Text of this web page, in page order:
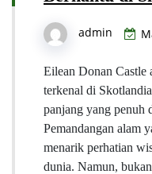
admin
Eilean Donan Castle
terkenal di
panjang yang penuh
Pemandangan alam
menarik perhatian
dunia. Namun,